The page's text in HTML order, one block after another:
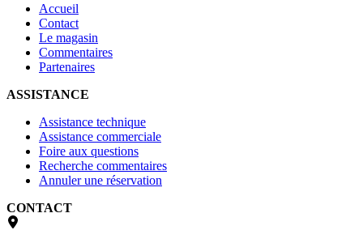
Accueil
Contact
Le magasin
Commentaires
Partenaires
ASSISTANCE
Assistance technique
Assistance commerciale
Foire aux questions
Recherche commentaires
Annuler une réservation
CONTACT